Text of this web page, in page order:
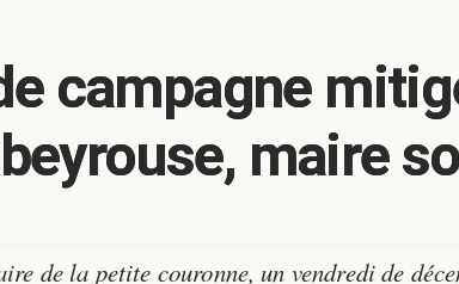
campagne
maire
de la petite couronne, un vendredi de